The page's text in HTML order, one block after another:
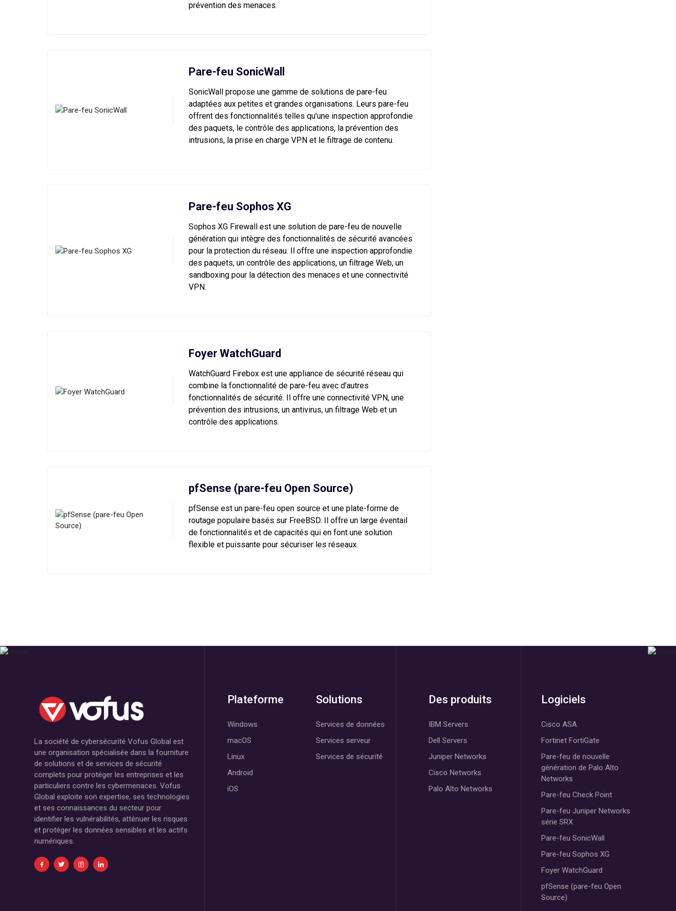
prévention des menaces.
Pare-feu SonicWall
SonicWall propose une gamme de solutions de pare-feu
adaptées aux petites et grandes organisations. Leurs pare-feu
offrent des fonctionnalités telles qu'une inspection approfondie
des paquets, le contrôle des applications, la prévention des
intrusions, la prise en charge VPN et le filtrage de contenu.
Pare-feu Sophos XG
Sophos XG Firewall est une solution de pare-feu de nouvelle
génération qui intègre des fonctionnalités de sécurité avancées
pour la protection du réseau. Il offre une inspection approfondie
des paquets, un contrôle des applications, un filtrage Web, un
sandboxing pour la détection des menaces et une connectivité
VPN.
Foyer WatchGuard
WatchGuard Firebox est une appliance de sécurité réseau qui
combine la fonctionnalité de pare-feu avec d'autres
fonctionnalités de sécurité. Il offre une connectivité VPN, une
prévention des intrusions, un antivirus, un filtrage Web et un
contrôle des applications.
pfSense (pare-feu Open Source)
pfSense est un pare-feu open source et une plate-forme de
routage populaire basés sur FreeBSD. Il offre un large éventail
de fonctionnalités et de capacités qui en font une solution
flexible et puissante pour sécuriser les réseaux.
La société de cybersécurité Vofus Global est
une organisation spécialisée dans la fourniture
de solutions et de services de sécurité
complets pour protéger les entreprises et les
particuliers contre les cybermenaces. Vofus
Global exploite son expertise, ses technologies
et ses connaissances du secteur pour
identifier les vulnérabilités, atténuer les risques
et protéger les données sensibles et les actifs
numériques.
Plateforme
Windows
macOS
Linux
Android
iOS
Solutions
Services de données
Services serveur
Services de sécurité
Des produits
IBM Servers
Dell Servers
Juniper Networks
Cisco Networks
Palo Alto Networks
Logiciels
Cisco ASA
Fortinet FortiGate
Pare-feu de nouvelle
génération de Palo Alto
Networks
Pare-feu Check Point
Pare-feu Juniper Networks
série SRX
Pare-feu SonicWall
Pare-feu Sophos XG
Foyer WatchGuard
pfSense (pare-feu Open
Source)